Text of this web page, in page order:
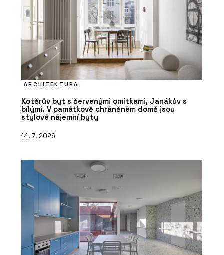
ARCHITEKTURA
Kotěrův byt s červenými omítkami, Janákův s
bílými. V památkově chráněném domě jsou
stylové nájemní byty
14. 7. 2026